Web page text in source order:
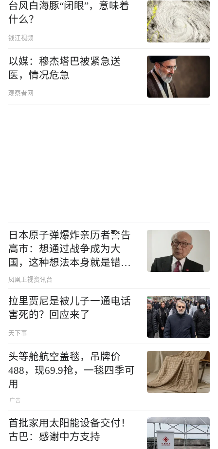
台风白海豚“闭眼”，意味着
什么？
钱江视频
以媒：穆杰塔巴被紧急送
医，情况危急
观察者网
日本原子弹爆炸亲历者警告
高市：想通过战争成为大
国，这种想法本身就是错误
的
凤凰卫视资讯台
拉里贾尼是被儿子一通电话
害死的？回应来了
天下事
头等舱航空盖毯，吊牌价
488，现69.9抢，一毯四季可
用
首批家用太阳能设备交付！
古巴：感谢中方支持